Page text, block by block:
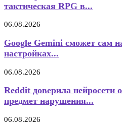
тактическая RPG в...
06.08.2026
Google Gemini сможет сам
настройках...
06.08.2026
Reddit доверила нейросети
предмет нарушения...
06.08.2026